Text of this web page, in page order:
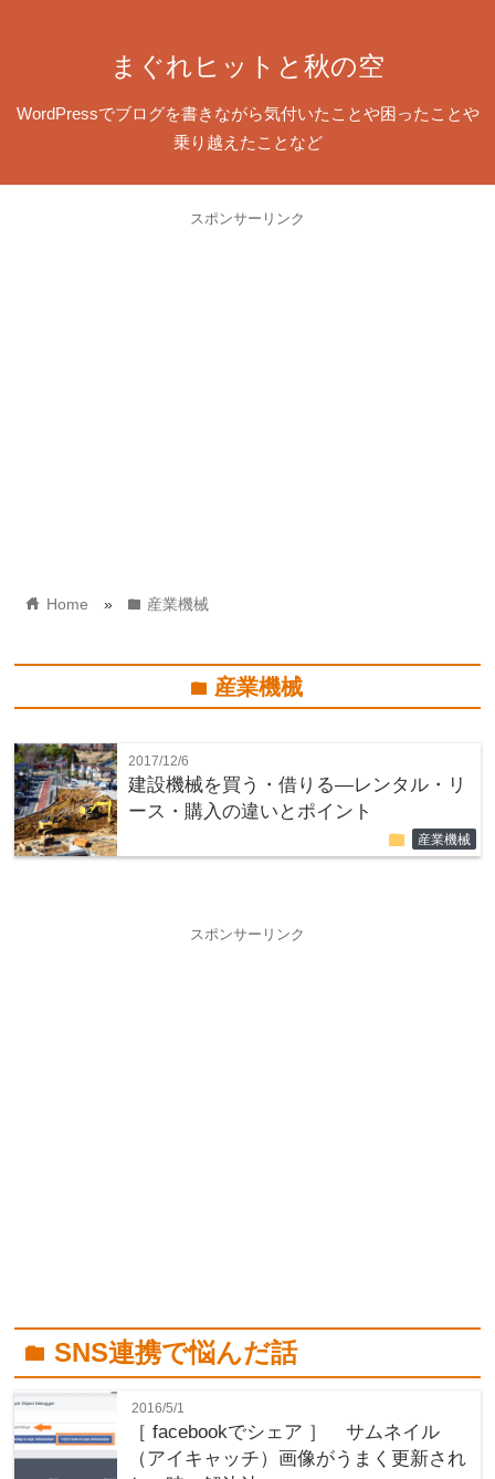
まぐれヒットと秋の空
WordPressでブログを書きながら気付いたことや困ったことや
乗り越えたことなど
スポンサーリンク
home Home » folder 産業機械
folder 産業機械
2017/12/6
建設機械を買う・借りる―レンタル・リ
ース・購入の違いとポイント
folder 産業機械
スポンサーリンク
folderSNS連携で悩んだ話
2016/5/1
［ facebookでシェア ］ サムネイル
（アイキャッチ）画像がうまく更新され